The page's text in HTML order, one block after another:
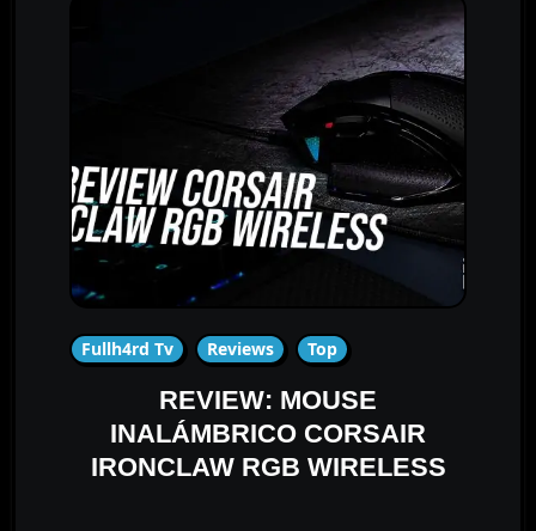
Fullh4rd Tv Reviews Top
REVIEW: MOUSE
INALÁMBRICO CORSAIR
IRONCLAW RGB WIRELESS